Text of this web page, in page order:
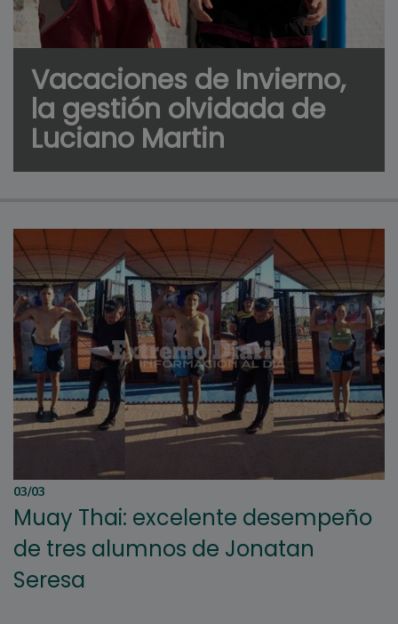
Vacaciones de Invierno,
la gestión olvidada de
Luciano Martin
03/03
Muay Thai: excelente desempeño
de tres alumnos de Jonatan
Seresa